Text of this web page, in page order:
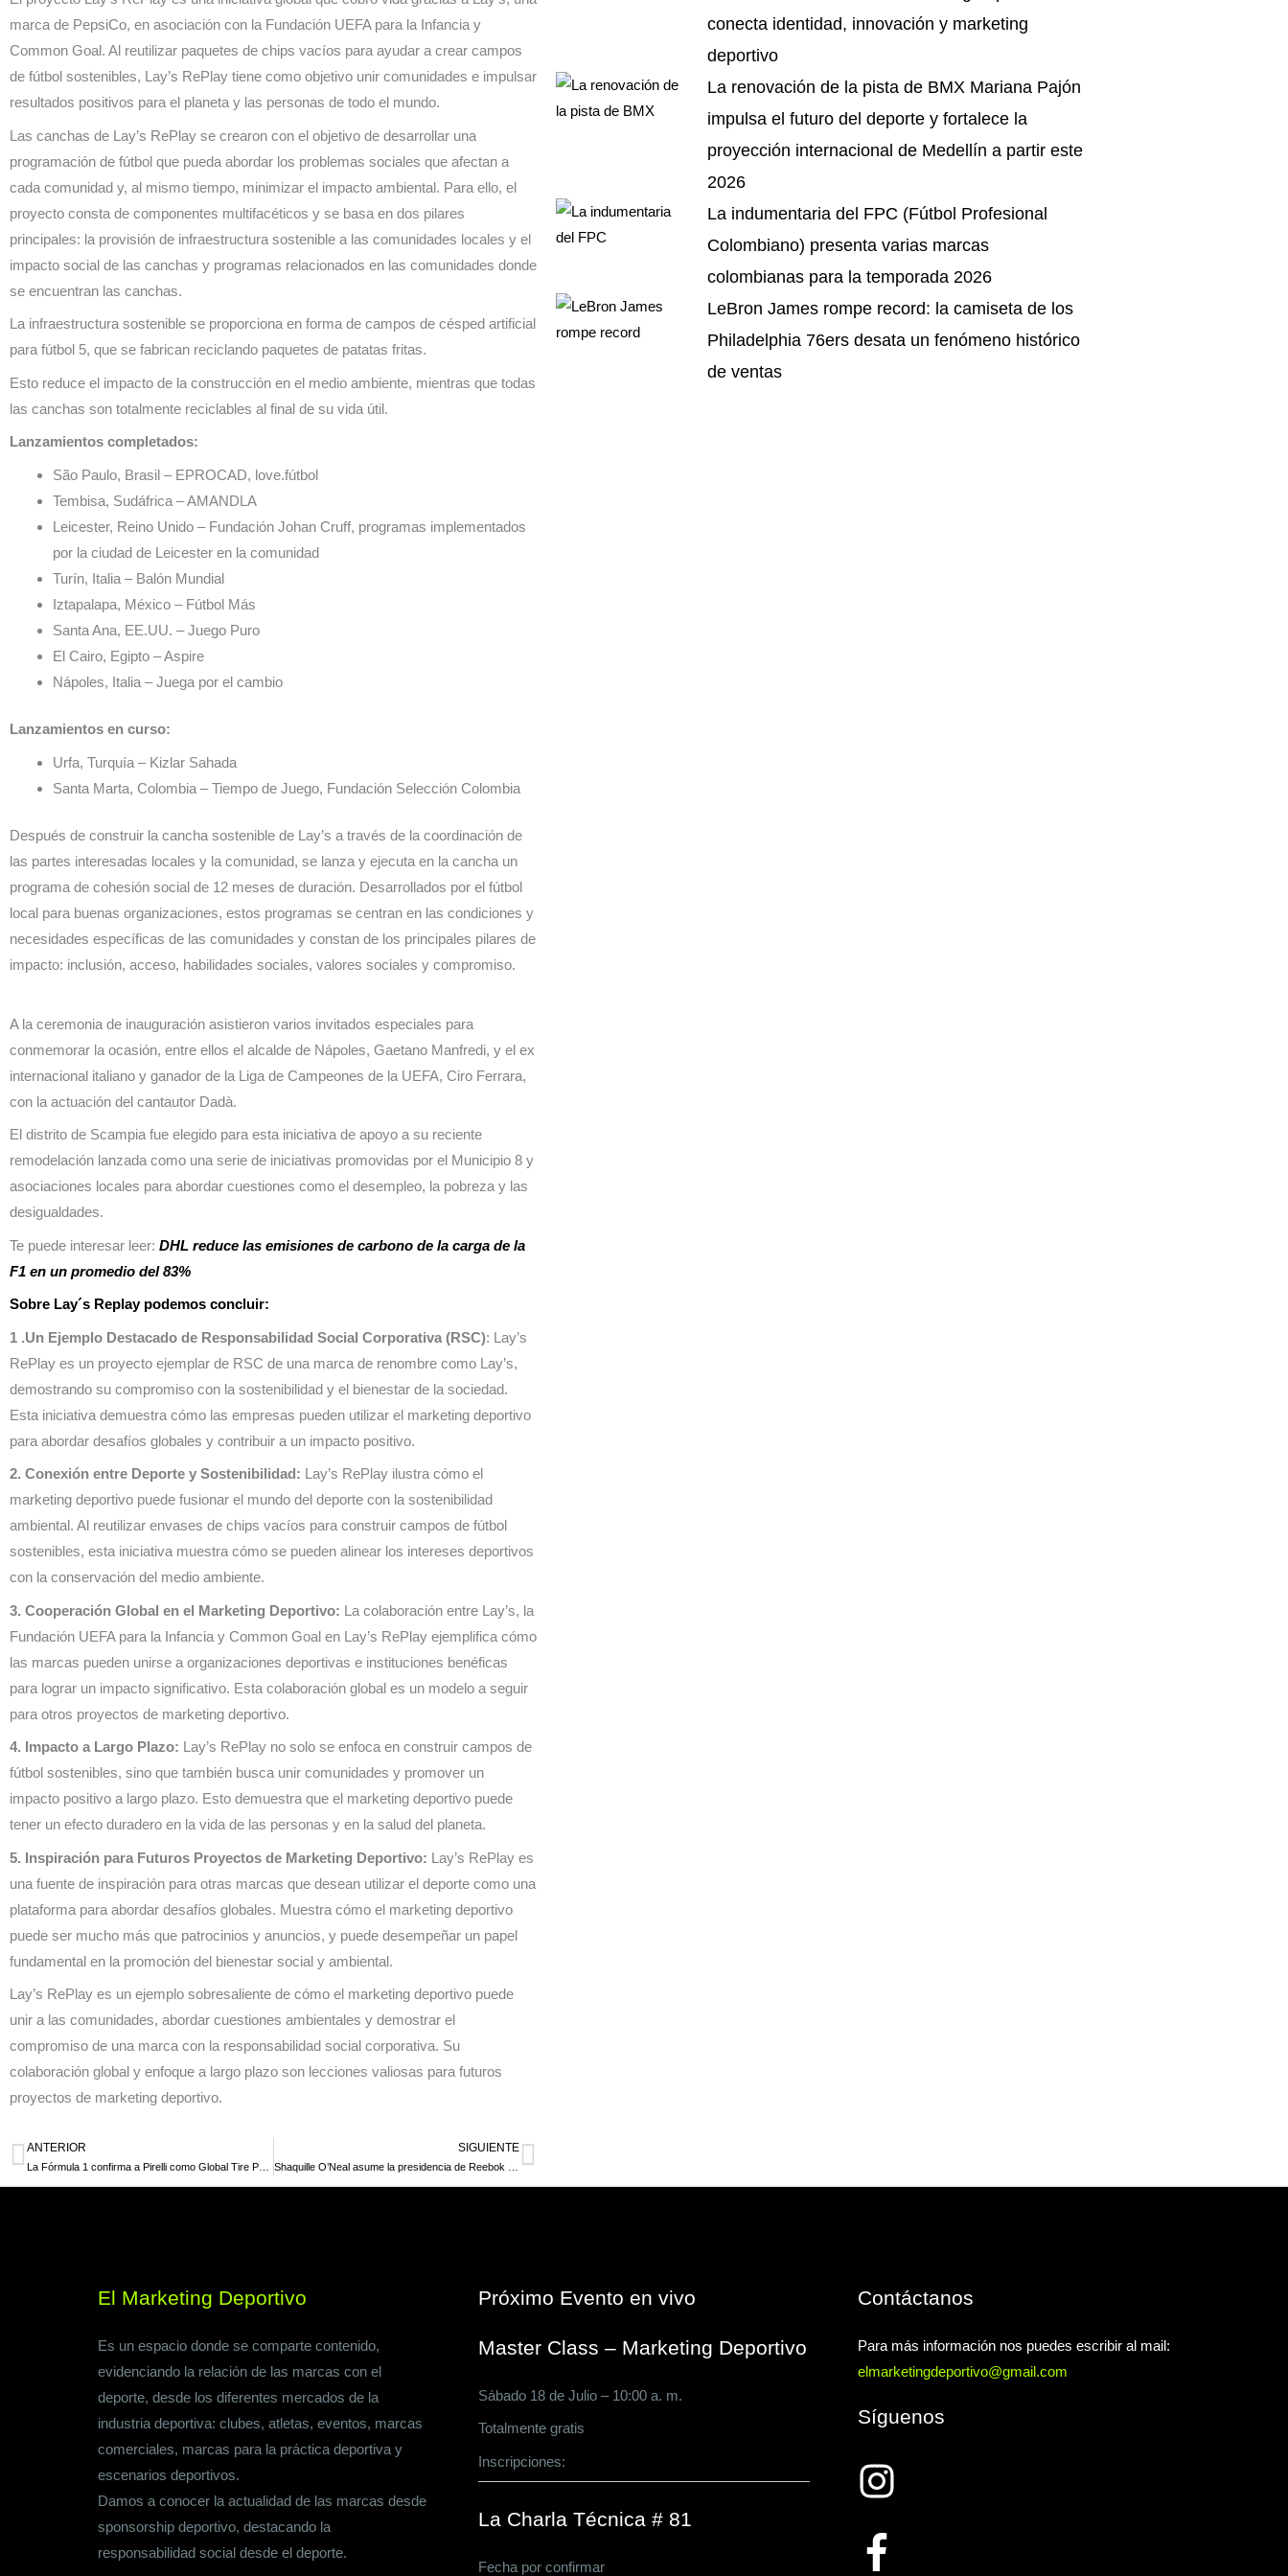
marca de PepsiCo, en asociación con la Fundación UEFA para la Infancia y
Common Goal. Al reutilizar paquetes de chips vacíos para ayudar a crear campos
de fútbol sostenibles, Lay’s RePlay tiene como objetivo unir comunidades e impulsar
resultados positivos para el planeta y las personas de todo el mundo.
Las canchas de Lay’s RePlay se crearon con el objetivo de desarrollar una
programación de fútbol que pueda abordar los problemas sociales que afectan a
cada comunidad y, al mismo tiempo, minimizar el impacto ambiental. Para ello, el
proyecto consta de componentes multifacéticos y se basa en dos pilares
principales: la provisión de infraestructura sostenible a las comunidades locales y el
impacto social de las canchas y programas relacionados en las comunidades donde
se encuentran las canchas.
La infraestructura sostenible se proporciona en forma de campos de césped artificial
para fútbol 5, que se fabrican reciclando paquetes de patatas fritas.
Esto reduce el impacto de la construcción en el medio ambiente, mientras que todas
las canchas son totalmente reciclables al final de su vida útil.
Lanzamientos completados:
São Paulo, Brasil – EPROCAD, love.fútbol
Tembisa, Sudáfrica – AMANDLA
Leicester, Reino Unido – Fundación Johan Cruff, programas implementados
por la ciudad de Leicester en la comunidad
Turín, Italia – Balón Mundial
Iztapalapa, México – Fútbol Más
Santa Ana, EE.UU. – Juego Puro
El Cairo, Egipto – Aspire
Nápoles, Italia – Juega por el cambio
Lanzamientos en curso:
Urfa, Turquía – Kizlar Sahada
Santa Marta, Colombia – Tiempo de Juego, Fundación Selección Colombia
Después de construir la cancha sostenible de Lay’s a través de la coordinación de
las partes interesadas locales y la comunidad, se lanza y ejecuta en la cancha un
programa de cohesión social de 12 meses de duración. Desarrollados por el fútbol
local para buenas organizaciones, estos programas se centran en las condiciones y
necesidades específicas de las comunidades y constan de los principales pilares de
impacto: inclusión, acceso, habilidades sociales, valores sociales y compromiso.
A la ceremonia de inauguración asistieron varios invitados especiales para
conmemorar la ocasión, entre ellos el alcalde de Nápoles, Gaetano Manfredi, y el ex
internacional italiano y ganador de la Liga de Campeones de la UEFA, Ciro Ferrara,
con la actuación del cantautor Dadà.
El distrito de Scampia fue elegido para esta iniciativa de apoyo a su reciente
remodelación lanzada como una serie de iniciativas promovidas por el Municipio 8 y
asociaciones locales para abordar cuestiones como el desempleo, la pobreza y las
desigualdades.
Te puede interesar leer: DHL reduce las emisiones de carbono de la carga de la
F1 en un promedio del 83%
Sobre Lay´s Replay podemos concluir:
1 .Un Ejemplo Destacado de Responsabilidad Social Corporativa (RSC): Lay’s
RePlay es un proyecto ejemplar de RSC de una marca de renombre como Lay’s,
demostrando su compromiso con la sostenibilidad y el bienestar de la sociedad.
Esta iniciativa demuestra cómo las empresas pueden utilizar el marketing deportivo
para abordar desafíos globales y contribuir a un impacto positivo.
2. Conexión entre Deporte y Sostenibilidad: Lay’s RePlay ilustra cómo el
marketing deportivo puede fusionar el mundo del deporte con la sostenibilidad
ambiental. Al reutilizar envases de chips vacíos para construir campos de fútbol
sostenibles, esta iniciativa muestra cómo se pueden alinear los intereses deportivos
con la conservación del medio ambiente.
3. Cooperación Global en el Marketing Deportivo: La colaboración entre Lay’s, la
Fundación UEFA para la Infancia y Common Goal en Lay’s RePlay ejemplifica cómo
las marcas pueden unirse a organizaciones deportivas e instituciones benéficas
para lograr un impacto significativo. Esta colaboración global es un modelo a seguir
para otros proyectos de marketing deportivo.
4. Impacto a Largo Plazo: Lay’s RePlay no solo se enfoca en construir campos de
fútbol sostenibles, sino que también busca unir comunidades y promover un
impacto positivo a largo plazo. Esto demuestra que el marketing deportivo puede
tener un efecto duradero en la vida de las personas y en la salud del planeta.
5. Inspiración para Futuros Proyectos de Marketing Deportivo: Lay’s RePlay es
una fuente de inspiración para otras marcas que desean utilizar el deporte como una
plataforma para abordar desafíos globales. Muestra cómo el marketing deportivo
puede ser mucho más que patrocinios y anuncios, y puede desempeñar un papel
fundamental en la promoción del bienestar social y ambiental.
Lay’s RePlay es un ejemplo sobresaliente de cómo el marketing deportivo puede
unir a las comunidades, abordar cuestiones ambientales y demostrar el
compromiso de una marca con la responsabilidad social corporativa. Su
colaboración global y enfoque a largo plazo son lecciones valiosas para futuros
proyectos de marketing deportivo.
Ant
ANTERIOR SIGUIENTESiguiente
conecta identidad, innovación y marketing
deportivo
La renovación de la pista de BMX Mariana Pajón
impulsa el futuro del deporte y fortalece la
proyección internacional de Medellín a partir este
2026
La indumentaria del FPC (Fútbol Profesional
Colombiano) presenta varias marcas
colombianas para la temporada 2026
LeBron James rompe record: la camiseta de los
Philadelphia 76ers desata un fenómeno histórico
de ventas
El Marketing Deportivo
Es un espacio donde se comparte contenido,
evidenciando la relación de las marcas con el
deporte, desde los diferentes mercados de la
industria deportiva: clubes, atletas, eventos, marcas
comerciales, marcas para la práctica deportiva y
escenarios deportivos.
Damos a conocer la actualidad de las marcas desde
sponsorship deportivo, destacando la
responsabilidad social desde el deporte.
Próximo Evento en vivo
Master Class – Marketing Deportivo
Sábado 18 de Julio – 10:00 a. m.
Totalmente gratis
Inscripciones:
La Charla Técnica # 81
Fecha por confirmar
Contáctanos
Para más información nos puedes escribir al mail:
elmarketingdeportivo@gmail.com
Síguenos